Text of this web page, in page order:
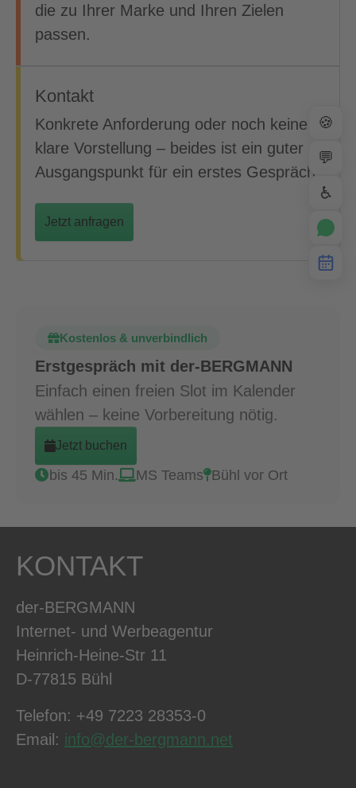
die zu Ihrer Marke und Ihren Zielen
passen.
Kontakt
Konkrete Anforderung oder noch keine
klare Vorstellung – beides ist ein guter
Ausgangspunkt für ein erstes Gespräch.
Jetzt anfragen
Kostenlos & unverbindlich
Erstgespräch mit der-BERGMANN
Einfach einen freien Slot im Kalender
wählen – keine Vorbereitung nötig.
Jetzt buchen
bis 45 Min. MS Teams Bühl vor Ort
KONTAKT
der-BERGMANN
Internet- und Werbeagentur
Heinrich-Heine-Str 11
D-77815 Bühl
Telefon: +49 7223 28353-0
Email: info@der-bergmann.net
🍪
💬
♿